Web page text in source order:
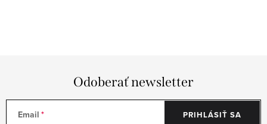
Odoberať newsletter
Email PRIHLÁSIŤ SA